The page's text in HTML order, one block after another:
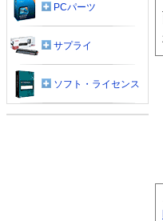
PCパーツ
サプライ
ソフト・ライセンス